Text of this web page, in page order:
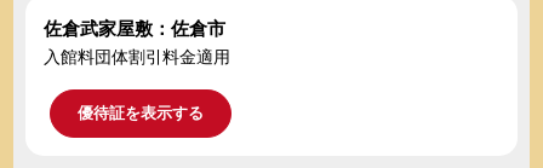
佐倉武家屋敷：佐倉市
入館料団体割引料金適用
優待証を表示する